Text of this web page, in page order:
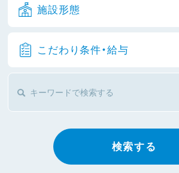
施設形態
こだわり条件・給与
検索する